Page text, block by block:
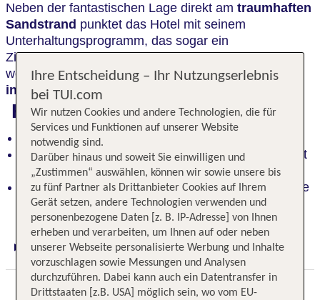
Neben der fantastischen Lage direkt am traumhaften
Sandstrand punktet das Hotel mit seinem
Unterhaltungsprogramm, das sogar ein
Zirkusprogramm beinhaltet. Trapezunterricht und
weitereSportangebote garantieren einen
individuellenUrlaub.
Highlights
Direkte Lage am Traumstrand auf Grand Bahama
Abwechslungsreiches Unterhaltungsprogramm mit
Zirkuseinlagen
Sportangebote wie Trapezunterricht für individuelle
Urlaubserlebnisse
Digitaler und telefonischer 24/7 TUI Service
Ihre Entscheidung – Ihr Nutzungserlebnis
bei TUI.com
Wir nutzen Cookies und andere Technologien, die für
Services und Funktionen auf unserer Website
notwendig sind.
Darüber hinaus und soweit Sie einwilligen und
„Zustimmen“ auswählen, können wir sowie unsere bis
zu fünf Partner als Drittanbieter Cookies auf Ihrem
Gerät setzen, andere Technologien verwenden und
personenbezogene Daten [z. B. IP-Adresse] von Ihnen
erheben und verarbeiten, um Ihnen auf oder neben
unserer Webseite personalisierte Werbung und Inhalte
vorzuschlagen sowie Messungen und Analysen
durchzuführen. Dabei kann auch ein Datentransfer in
Drittstaaten [z.B. USA] möglich sein, wo vom EU-